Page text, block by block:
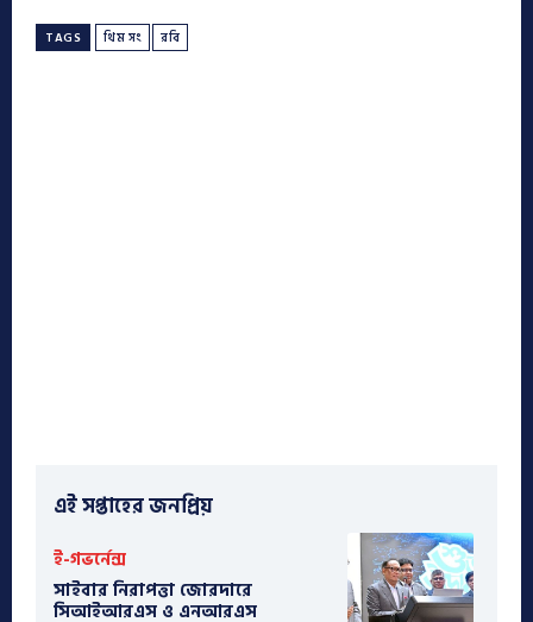
TAGS থিম সং রবি
এই সপ্তাহের জনপ্রিয়
ই-গভর্নেন্স
সাইবার নিরাপত্তা জোরদারে
সিআইআরএস ও এনআরএস